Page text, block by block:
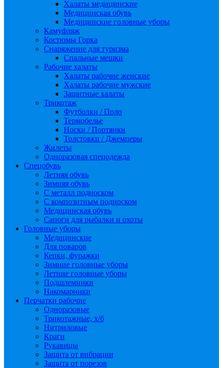
Халаты медицинские
Медицинская обувь
Медицинские головные уборы
Камуфляж
Костюмы Горка
Снаряжение для туризма
Спальные мешки
Рабочие халаты
Халаты рабочие женские
Халаты рабочие мужские
Защитные халаты
Трикотаж
Футболки / Поло
Термобелье
Носки / Портянки
Толстовки / Джемперы
Жилеты
Одноразовая спецодежда
Спецобувь
Летняя обувь
Зимняя обувь
С металл подноском
С композитным подноском
Медицинская обувь
Сапоги для рыбалки и охоты
Головные уборы
Медицинские
Для поваров
Кепки, фуражки
Зимние головные уборы
Летние головные уборы
Подшлемники
Накомарники
Перчатки рабочие
Одноразовые
Трикотажные, х/б
Нитриловые
Краги
Рукавицы
Защита от вибрации
Защита от порезов